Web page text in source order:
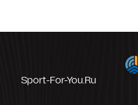
Sport-For-You.ru